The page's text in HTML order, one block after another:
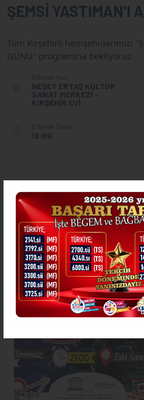
ŞEMSİ YASTIMAN'I
Tüm Kırşehirli hemşehrilerimizi
GÜNÜ" programına bekliyoruz.
Etkinlik Yeri
NEŞET ERTAŞ KÜLTÜR
SANAT MERKEZİ -
KIRŞEHİR EVİ
Etkinlik Saati
19:00
DİĞER ETKİNLİKLER